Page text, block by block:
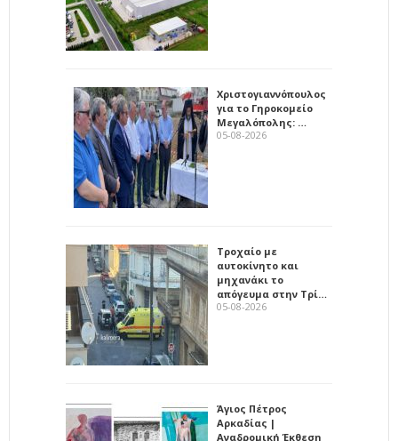
Χριστογιαννόπουλος
για το Γηροκομείο
Μεγαλόπολης: …
05-08-2026
Τροχαίο με
αυτοκίνητο και
μηχανάκι το
απόγευμα στην Τρί…
05-08-2026
Άγιος Πέτρος
Αρκαδίας |
Αναδρομική Έκθεση